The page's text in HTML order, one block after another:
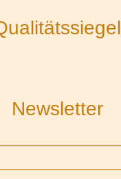
Newsletter